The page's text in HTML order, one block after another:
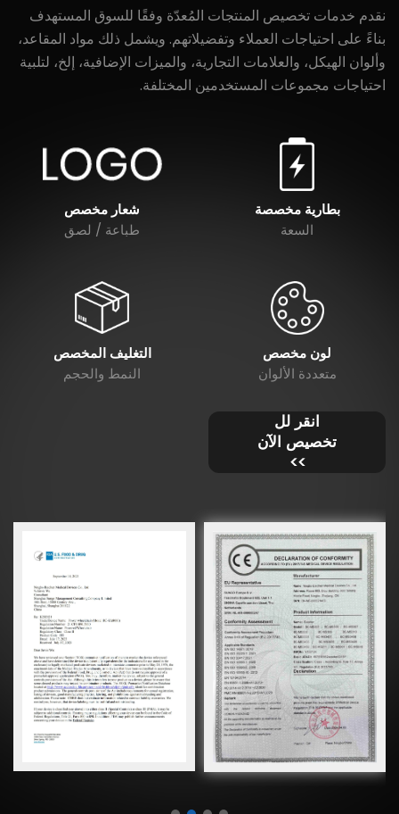
نقدم خدمات تخصيص المنتجات المُعدّة وفقًا للسوق المستهدف
بناءً على احتياجات العملاء وتفضيلاتهم. ويشمل ذلك مواد المقاعد،
وألوان الهيكل، والعلامات التجارية، والميزات الإضافية، إلخ، لتلبية
احتياجات مجموعات المستخدمين المختلفة.
بطارية مخصصة
السعة
شعار مخصص
طباعة / لصق
لون مخصص
متعددة الألوان
التغليف المخصص
النمط والحجم
انقر لل
تخصيص الآن
>>